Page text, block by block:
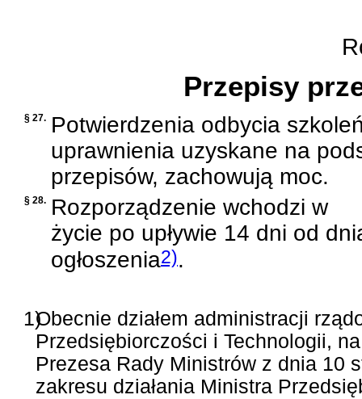
Przepisy
§ 27. Potwierdzenia odbycia
uprawnienia uzyskane na
przepisów, zachowują moc.
§ 28. Rozporządzenie wchodzi w
życie po upływie 14 dni od
ogłoszenia2).
1)Obecnie działem administracji
Przedsiębiorczości i Technologii,
Prezesa Rady Ministrów z dnia 10
zakresu działania Ministra